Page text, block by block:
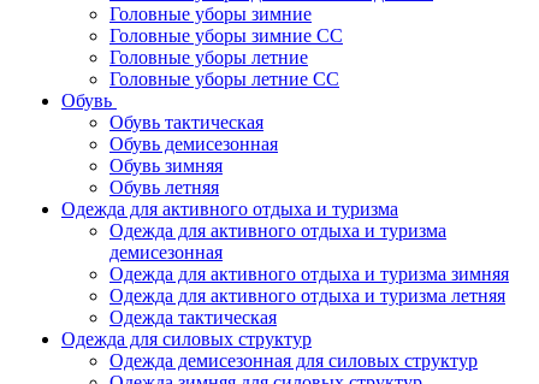
Головные уборы зимние
Головные уборы зимние СС
Головные уборы летние
Головные уборы летние СС
Обувь
Обувь тактическая
Обувь демисезонная
Обувь зимняя
Обувь летняя
Одежда для активного отдыха и туризма
Одежда для активного отдыха и туризма
демисезонная
Одежда для активного отдыха и туризма зимняя
Одежда для активного отдыха и туризма летняя
Одежда тактическая
Одежда для силовых структур
Одежда демисезонная для силовых структур